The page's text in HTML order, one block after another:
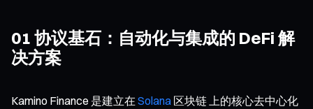
01 协议基石：自动化与集成的 DeFi 解
决方案
Kamino Finance 是建立在 Solana 区块链 上的核心去中心化